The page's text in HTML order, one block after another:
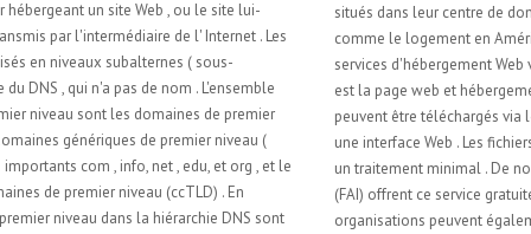
situés dans leur centre de données , appelés colocation , aussi connu
comme le logement en Amérique latine ou en France. La portée des
services d'hébergement Web varie considérablement . Le plus fondamental
est la page web et hébergement de fichiers à petite échelle , où les fichiers
peuvent être téléchargés via le protocole de transfert de fichiers ( FTP ) ou
une interface Web . Les fichiers sont généralement livrés sur le Web avec
un traitement minimal . De nombreux fournisseurs de services Internet
(FAI) offrent ce service gratuitement aux abonnés . Les individus et les
organisations peuvent également obtenir un hébergement de pages Web